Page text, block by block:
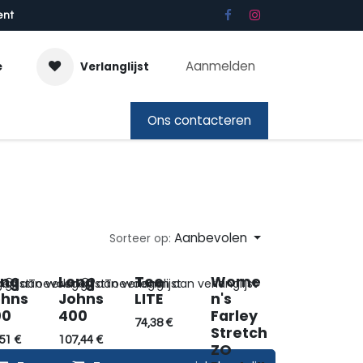
Verlanglijst Aanmelden
Ons contacteren
Sorteer op: Aanbevolen
€
Long
Johns
400
107,44 €
aan verlanglijst
Tee
LITE
74,38€
Toevoegen aan verlanglijst
Wome
n's
Farley
Stretch
ZO
Toevoegen aan verlanglijst